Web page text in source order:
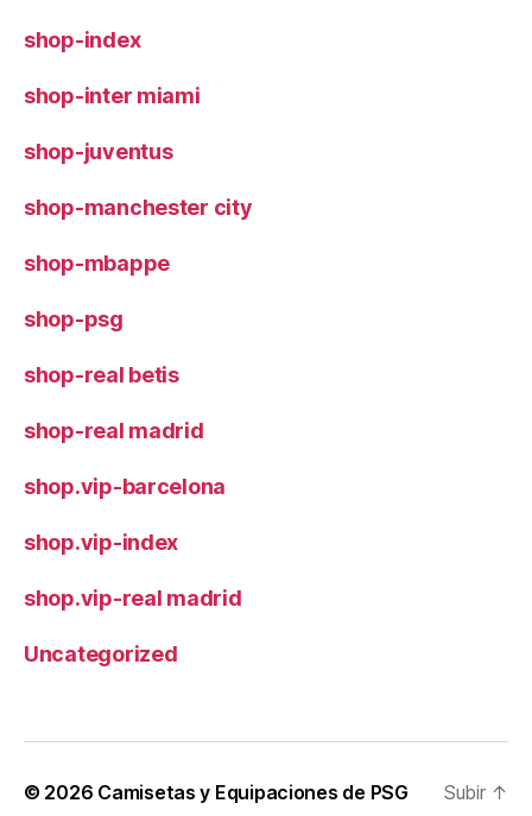
shop-index
shop-inter miami
shop-juventus
shop-manchester city
shop-mbappe
shop-psg
shop-real betis
shop-real madrid
shop.vip-barcelona
shop.vip-index
shop.vip-real madrid
Uncategorized
© 2026 Camisetas y Equipaciones de PSG Subir ↑